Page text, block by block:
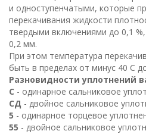
и одноступенчатыми, которые
перекачивания жидкости
твердыми включениями до 0,1
0,2 мм.
При этом температура
быть в пределах от минус 40 С
Разновидности уплотнений
С - одинарное сальниковое
СД - двойное сальниковое
5 - одинарное торцевое
55 - двойное сальниковое